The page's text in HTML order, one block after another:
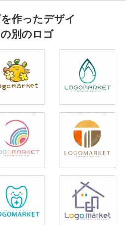
作ったデザイ
別のロゴ